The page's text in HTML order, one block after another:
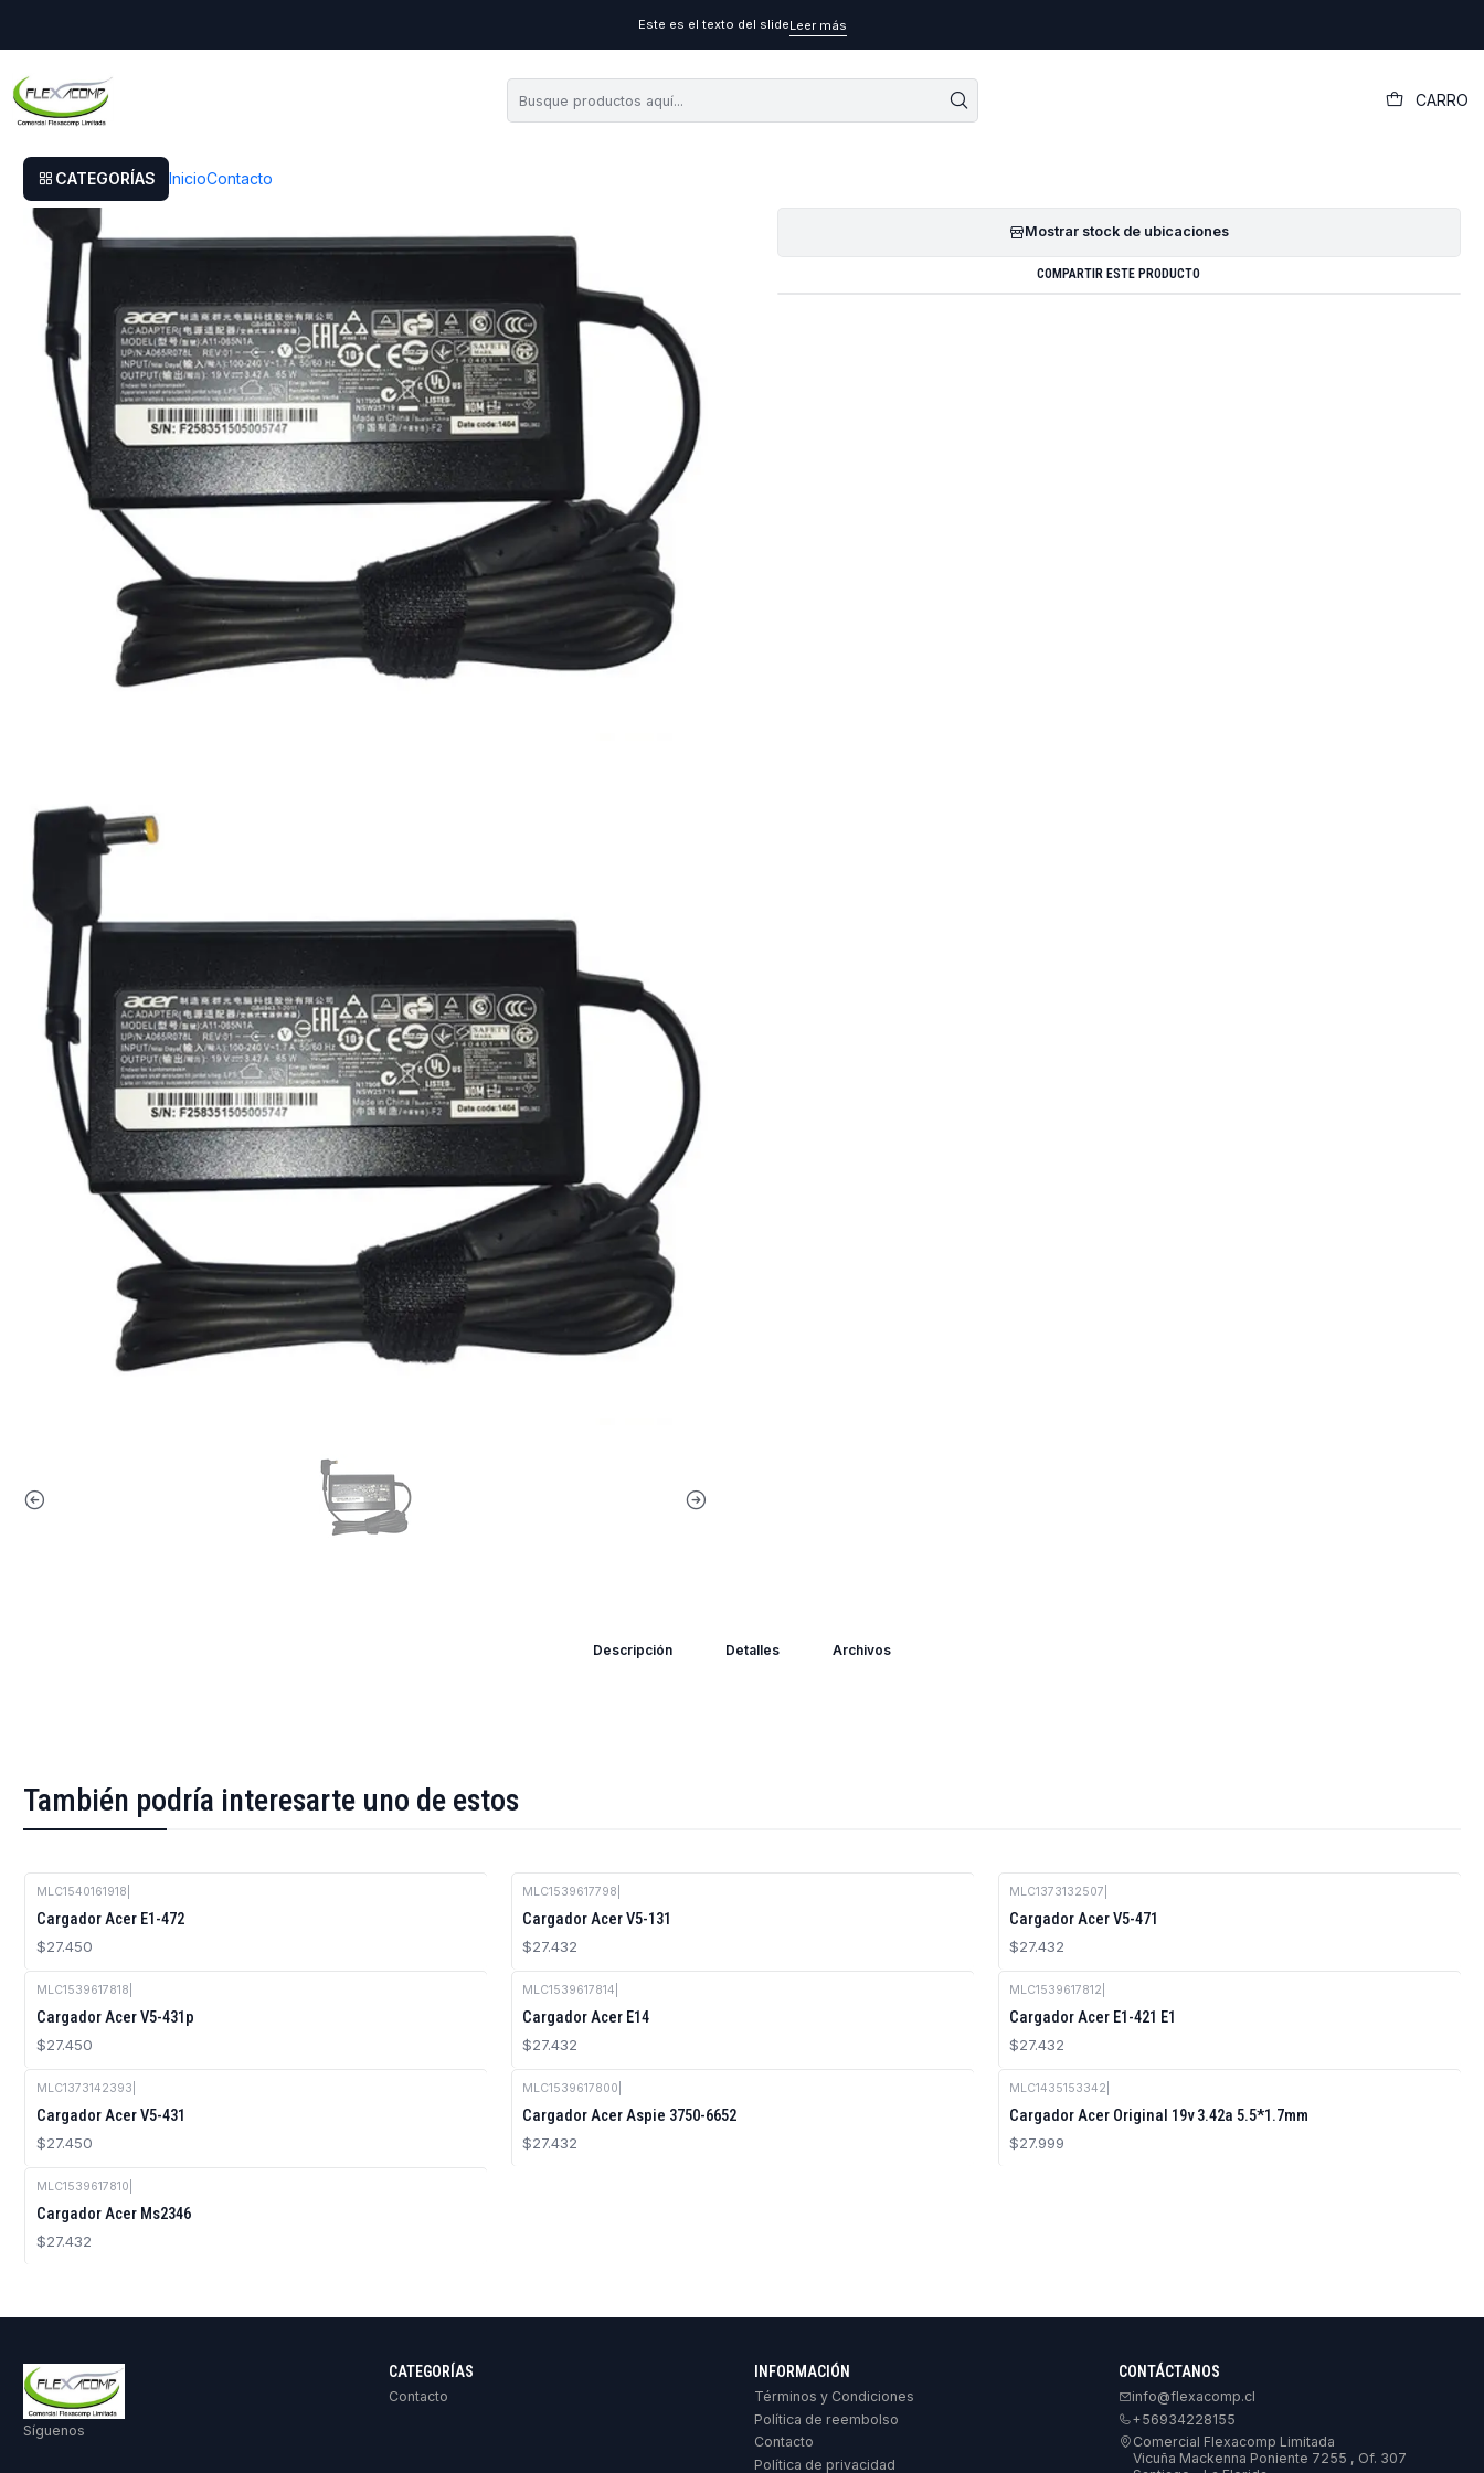
CARRO
CATEGORÍAS InicioContacto
Este es el texto del slideLeer más
Mostrar stock de ubicaciones
COMPARTIR ESTE PRODUCTO
Descripción Detalles Archivos
También podría interesarte uno de estos
MLC1540161918
Cargador Acer E1-472
$27.450
MLC1539617798
Cargador Acer V5-131
$27.432
MLC1373132507
Cargador Acer V5-471
$27.432
MLC1539617818
Cargador Acer V5-431p
$27.450
MLC1539617814
Cargador Acer E14
$27.432
MLC1539617812
Cargador Acer E1-421 E1
$27.432
MLC1373142393
Cargador Acer V5-431
$27.450
MLC1539617800
Cargador Acer Aspie 3750-6652
$27.432
MLC1435153342
Cargador Acer Original 19v 3.42a 5.5*1.7mm
$27.999
MLC1539617810
Cargador Acer Ms2346
$27.432
Síguenos
CATEGORÍAS
Contacto
INFORMACIÓN
Términos y Condiciones
Política de reembolso
Contacto
Política de privacidad
CONTÁCTANOS
info@flexacomp.cl
+56934228155
Comercial Flexacomp Limitada
Vicuña Mackenna Poniente 7255 , Of. 307